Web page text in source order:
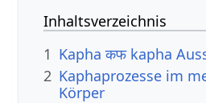
Inhaltsverzeichnis
1 Kapha कफ kapha
2 Kaphaprozesse im
Körper